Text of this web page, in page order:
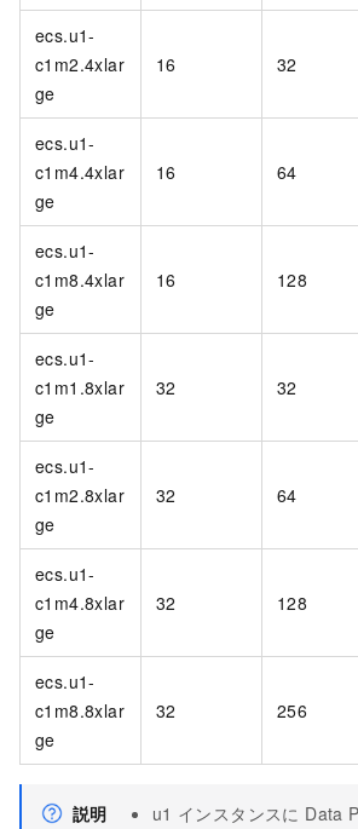
ecs.u1-
c1m2.4xlar
ge
16 32
ecs.u1-
c1m4.4xlar
ge
16 64
ecs.u1-
c1m8.4xlar
ge
16 128
ecs.u1-
c1m1.8xlar
ge
32 32
ecs.u1-
c1m2.8xlar
ge
32 64
ecs.u1-
c1m4.8xlar
ge
32 128
ecs.u1-
c1m8.8xlar
ge
32 256
説明
u1 インスタンスに Data